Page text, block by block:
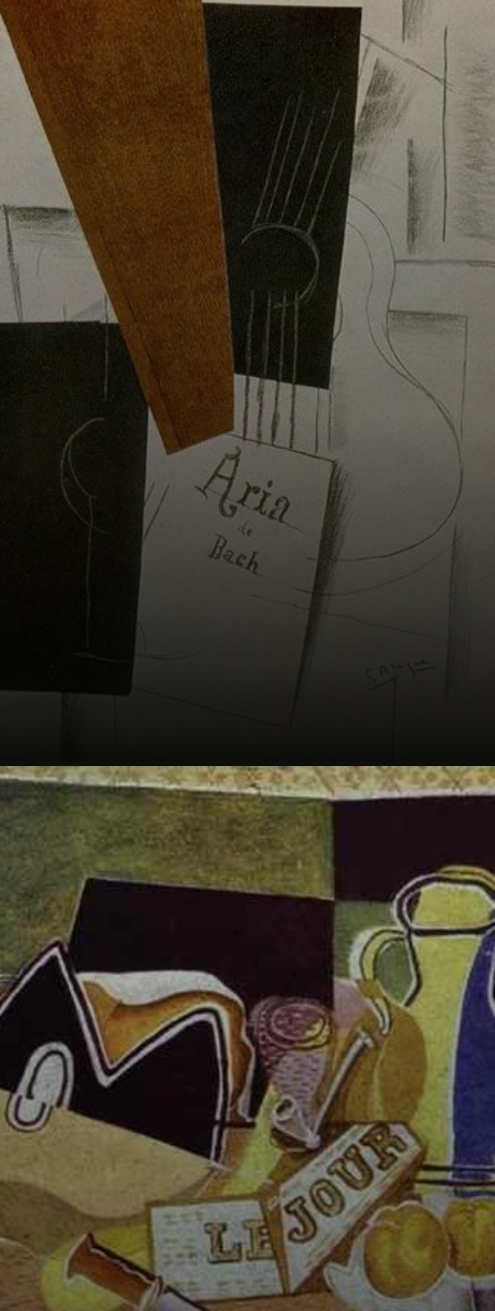
Com a
colaboração de
Picasso, Braque
desenvolveu a
técnica da
associação de
malhar com a arte
da colagem.
Seu trabalho,
como a Bach-Arie,
mostrou uma
liberdade na
composição que
nunca havia sido
vista antes.